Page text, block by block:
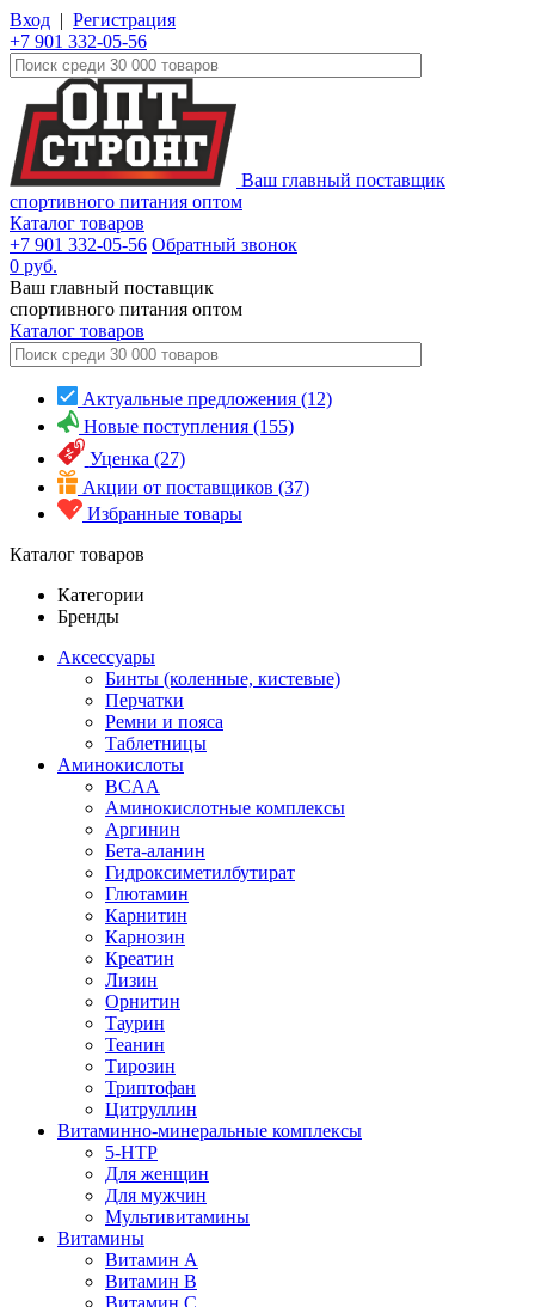
Вход | Регистрация
+7 901 332-05-56
Ваш главный поставщик
спортивного питания оптом
Каталог товаров
+7 901 332-05-56 Обратный звонок
0 руб.
Ваш главный поставщик
спортивного питания оптом
Каталог товаров
Актуальные предложения (12)
Новые поступления (155)
Уценка (27)
Акции от поставщиков (37)
Избранные товары
Каталог товаров
Категории
Бренды
Аксессуары
Бинты (коленные, кистевые)
Перчатки
Ремни и пояса
Таблетницы
Аминокислоты
BCAA
Аминокислотные комплексы
Аргинин
Бета-аланин
Гидроксиметилбутират
Глютамин
Карнитин
Карнозин
Креатин
Лизин
Орнитин
Таурин
Теанин
Тирозин
Триптофан
Цитруллин
Витаминно-минеральные комплексы
5-HTP
Для женщин
Для мужчин
Мультивитамины
Витамины
Витамин A
Витамин B
Витамин C